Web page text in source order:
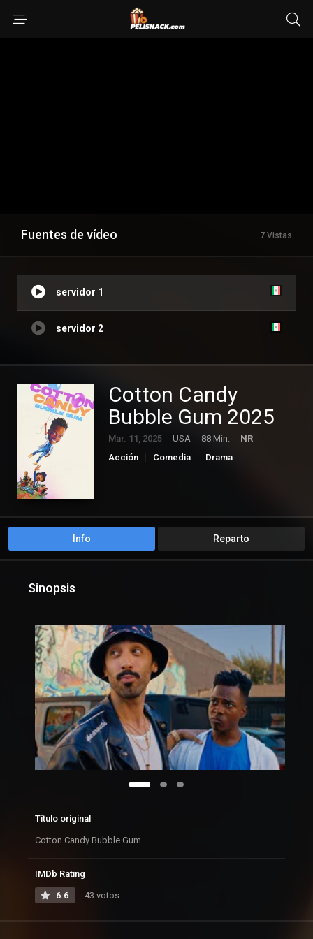
Fuentes de vídeo 7 Vistas
servidor 1
servidor 2
Cotton Candy
Bubble Gum 2025
Mar. 11, 2025 USA 88 Min.
NR
Acción
Comedia Drama
Info Reparto
Sinopsis
Título original
Cotton Candy Bubble Gum
IMDb Rating
6.6 43 votos